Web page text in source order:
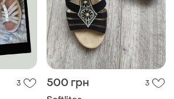
3 500 грн 3